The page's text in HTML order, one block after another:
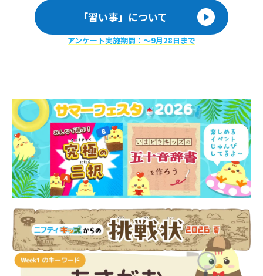
「習い事」について
アンケート実施期間：〜9月28日まで